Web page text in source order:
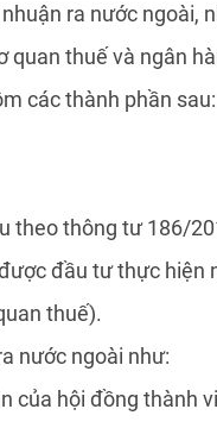
ra nước ngoài,
quan thuế và ngân
các thành phần sau:
theo thông tư 186/
đầu tư thực hiện
thuế).
nước ngoài như:
hội đồng thành